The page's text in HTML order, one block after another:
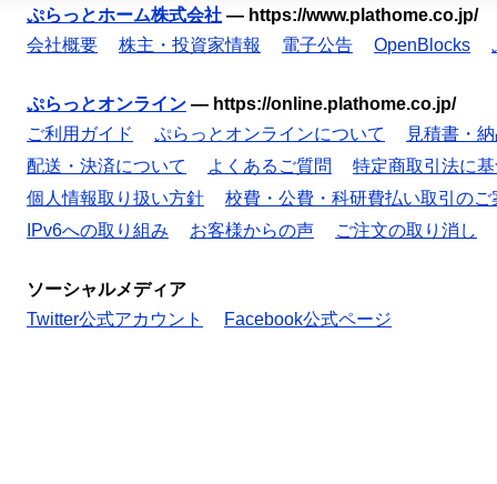
ぷらっとホーム株式会社 — https://www.plathome.co.jp/
会社概要
株主・投資家情報 電子公告 OpenBlocks
ぷらっとオンライン — https://online.plathome.co.jp/
ご利用ガイド
ぷらっとオンラインについて
見積書・
配送・決済について
よくあるご質問
特定商取引法に
個人情報取り扱い方針
校費・公費・科研費払い取引のご
IPv6への取り組み
お客様からの声 ご注文の取り消し
ソーシャルメディア
Twitter公式アカウント
Facebook公式ページ